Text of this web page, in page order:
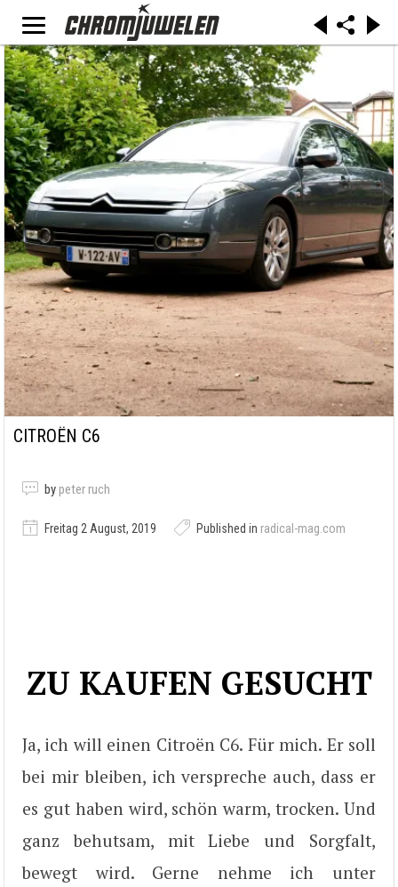
CITROËN C6
by peter ruch
Freitag 2 August, 2019 Published in radical-mag.com
ZU KAUFEN GESUCHT
Ja, ich will einen Citroën C6. Für mich. Er soll
bei mir bleiben, ich verspreche auch, dass er
es gut haben wird, schön warm, trocken. Und
ganz behutsam, mit Liebe und Sorgfalt,
bewegt wird. Gerne nehme ich unter